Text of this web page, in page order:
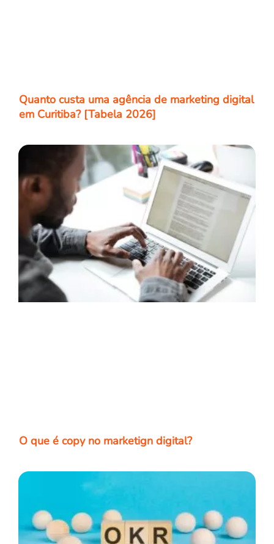
Quanto custa uma agência de marketing digital
em Curitiba? [Tabela 2026]
O que é copy no marketign digital?